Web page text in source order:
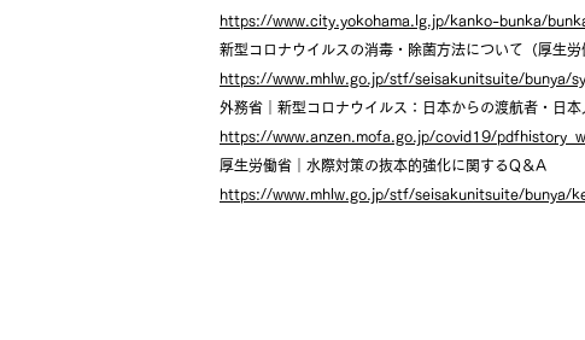
https://www.city.yokohama.lg.jp/kanko-bunka/
新型コロナウイルスの消毒・除菌方法について（厚生
https://www.mhlw.go.jp/stf/seisakunitsuite/bunya/
外務省｜新型コロナウイルス：日本からの渡航者・日
https://www.anzen.mofa.go.jp/covid19/
厚生労働省｜水際対策の抜本的強化に関するQ＆A
https://www.mhlw.go.jp/stf/seisakunitsuite/bunya/